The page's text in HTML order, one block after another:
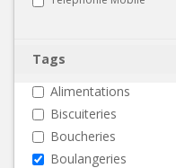
Tags
Alimentations
Biscuiteries
Boucheries
Boulangeries